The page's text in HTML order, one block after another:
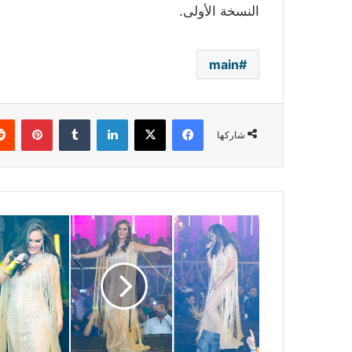
النسخة الأولى.
main
شاركها
فيسبوك ‫X لينكدإن
نيكول
سابا
تُشعل
أجواء
ليلة
رأس
السنة
وتتألق